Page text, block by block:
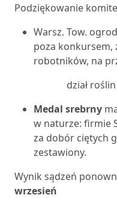
Podziękowanie
Warsz. Tow.
poza konkursem,
robotników, na
dział
Medal srebrny
w naturze: firmie
za dobór ciętych
zestawiony.
Wynik sądzeń
wrzesień